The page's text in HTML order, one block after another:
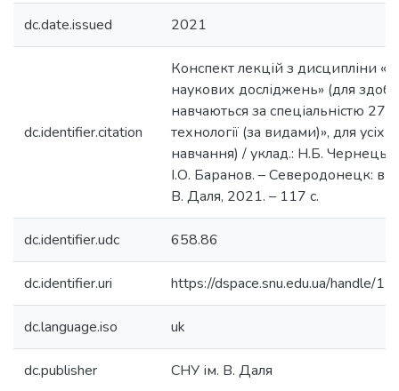
dc.date.issued 2021
dc.identifier.citation
Конспект лекцій з дисципліни
наукових досліджень» (для
навчаються за спеціальністю 275
технології (за видами)», для усіх
навчання) / уклад.: Н.Б.
І.О. Баранов. – Северодонецк:
В. Даля, 2021. – 117 с.
dc.identifier.udc 658.86
dc.identifier.uri https://dspace.snu.edu.ua/handle/
dc.language.iso uk
dc.publisher СНУ ім. В. Даля